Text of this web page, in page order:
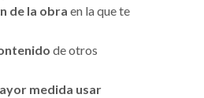
de la obra en la que te
de otros
medida usar